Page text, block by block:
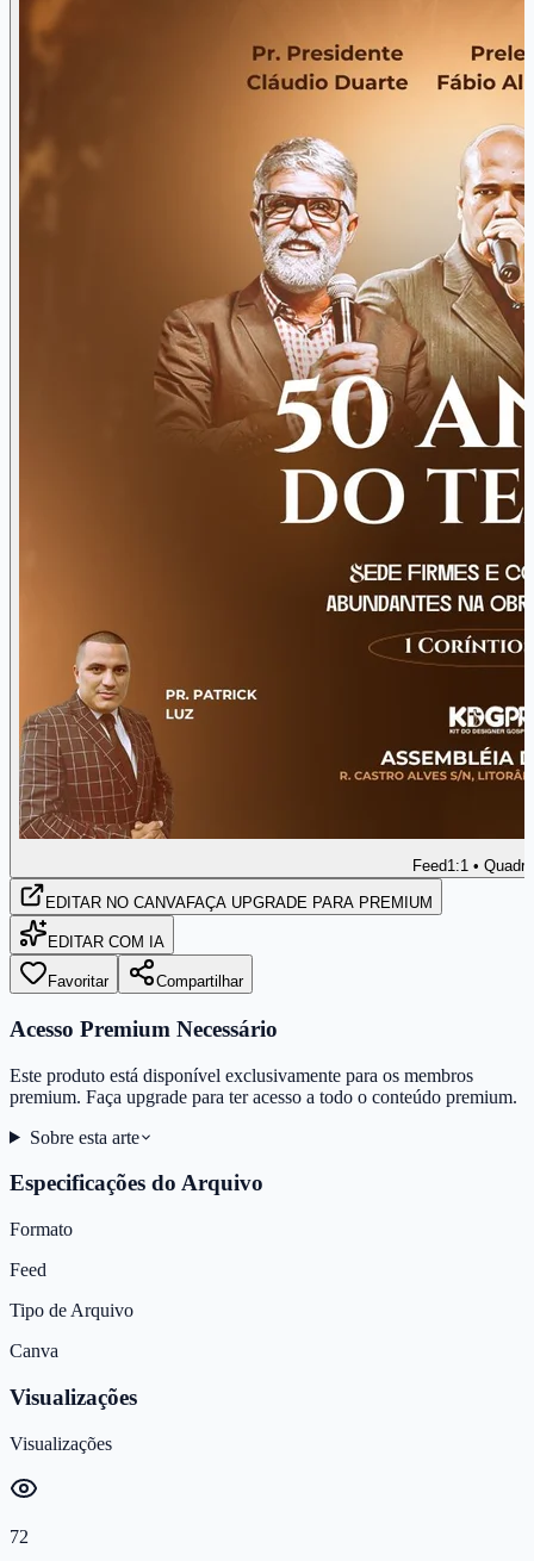
Feed1:1 •
EDITAR NO CANVAFAÇA UPGRADE PARA PREMIUM
EDITAR COM IA
Favoritar Compartilhar
Acesso Premium Necessário
Este produto está disponível exclusivamente para os membros
premium. Faça upgrade para ter acesso a todo o conteúdo premium.
Sobre esta arte
Especificações do Arquivo
Formato
Feed
Tipo de Arquivo
Canva
Visualizações
Visualizações
72